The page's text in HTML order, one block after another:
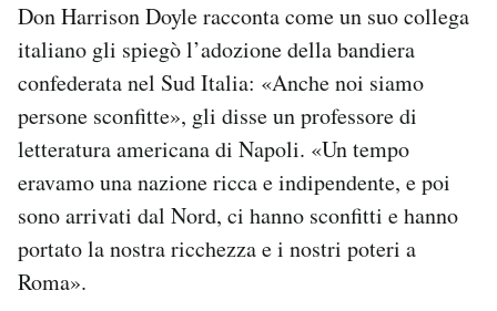
Don Harrison Doyle racconta come un suo collega
italiano gli spiegò l’adozione della bandiera
confederata nel Sud Italia: «Anche noi siamo
persone sconfitte», gli disse un professore di
letteratura americana di Napoli. «Un tempo
eravamo una nazione ricca e indipendente, e poi
sono arrivati dal Nord, ci hanno sconfitti e hanno
portato la nostra ricchezza e i nostri poteri a
Roma».